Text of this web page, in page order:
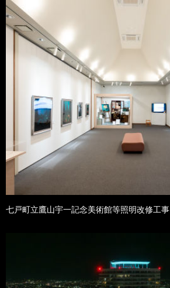
七戸町立鷹山宇一記念美術館等照明改修工事